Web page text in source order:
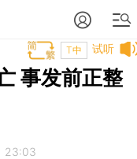
试听
T中
事发前正整
23:03